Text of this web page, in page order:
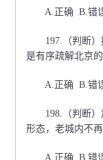
A.正确 B.错
197.（判断）
是有序疏解北京
A.正确 B.错
198.（判断）
形态，老城内不
A.正确 B.错